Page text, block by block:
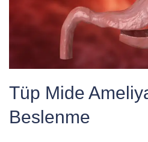
Tüp Mide
Beslenme